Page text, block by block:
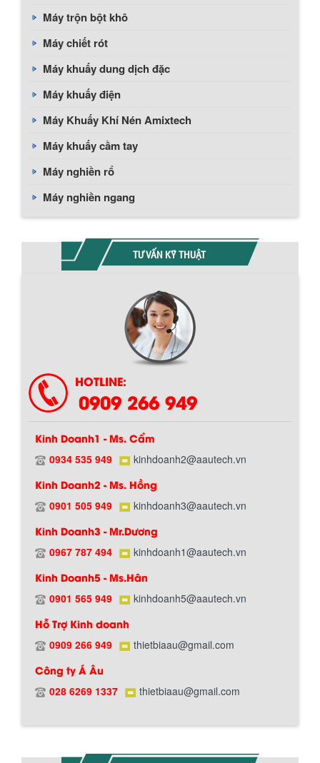
Máy trộn bột khô
Máy chiết rót
Máy khuấy dung dịch đặc
Máy khuấy điện
Máy Khuấy Khí Nén Amixtech
Máy khuấy cầm tay
Máy nghiền rổ
Máy nghiền ngang
TƯ VẤN KỸ THUẬT
HOTLINE:
0909 266 949
Kinh Doanh1 - Ms. Cẩm
0934 535 949 kinhdoanh2@aautech.vn
Kinh Doanh2 - Ms. Hồng
0901 505 949 kinhdoanh3@aautech.vn
Kinh Doanh3 - Mr.Dương
0967 787 494 kinhdoanh1@aautech.vn
Kinh Doanh5 - Ms.Hân
0901 565 949 kinhdoanh5@aautech.vn
Hỗ Trợ Kinh doanh
0909 266 949 thietbiaau@gmail.com
Công ty Á Âu
028 6269 1337 thietbiaau@gmail.com
Chính sách giao hàng
Hướng dẫn thanh toán mua hàng
Bồn chứa giải nhiệt sơn, mực in có cấu
tạo gồm 2 lớp inox và được dùng để
Máy trộn bột khô 500kg được thiết kế
thân bồn nằm ngang, với cánh trộn bột
xoay đảo thuận nghịch. Vật liệu...
MÁY TRỘN BỘT KHÔ 200KG
trộn các loại bột khô trong các ngành...
NGHIỀN MÀU SƠN Á ÂU?